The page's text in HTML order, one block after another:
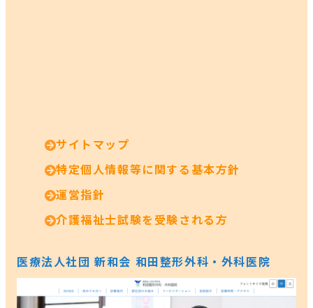
サイトマップ
特定個人情報等に関する基本方針
運営指針
介護福祉士試験を受験される方
医療法人社団 新和会 和田整形外科・外科医院